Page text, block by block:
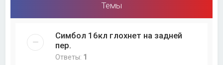
Темы
Симбол 16кл глохнет на задней
пер.
Ответы: 1